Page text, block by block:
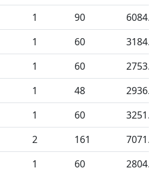
1 90
1 60
1 60
1 48
1 60
2 161
1 60